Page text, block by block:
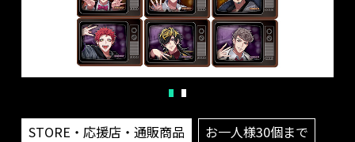
STORE・応援店・通販商品 お一人様30個まで